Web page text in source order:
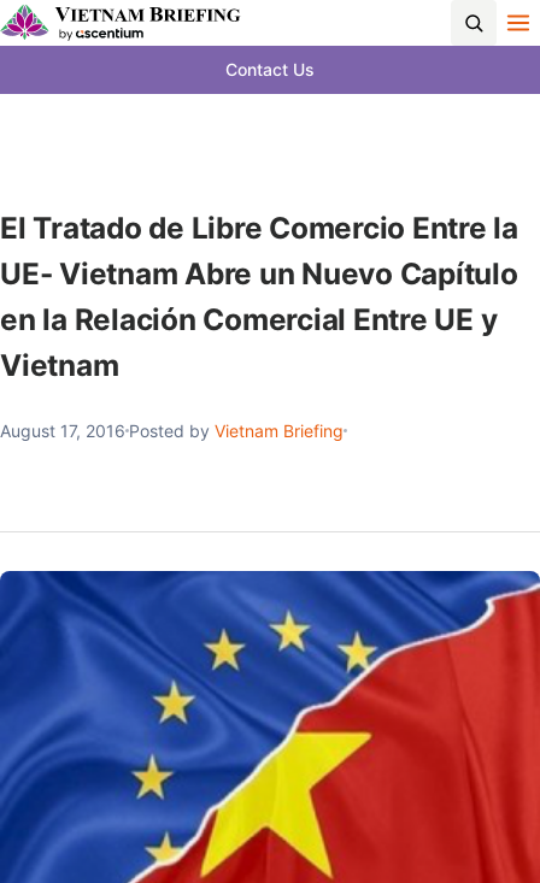
Contact Us
El Tratado de Libre Comercio Entre la
UE- Vietnam Abre un Nuevo Capítulo
en la Relación Comercial Entre UE y
Vietnam
August 17, 2016 Posted by Vietnam Briefing